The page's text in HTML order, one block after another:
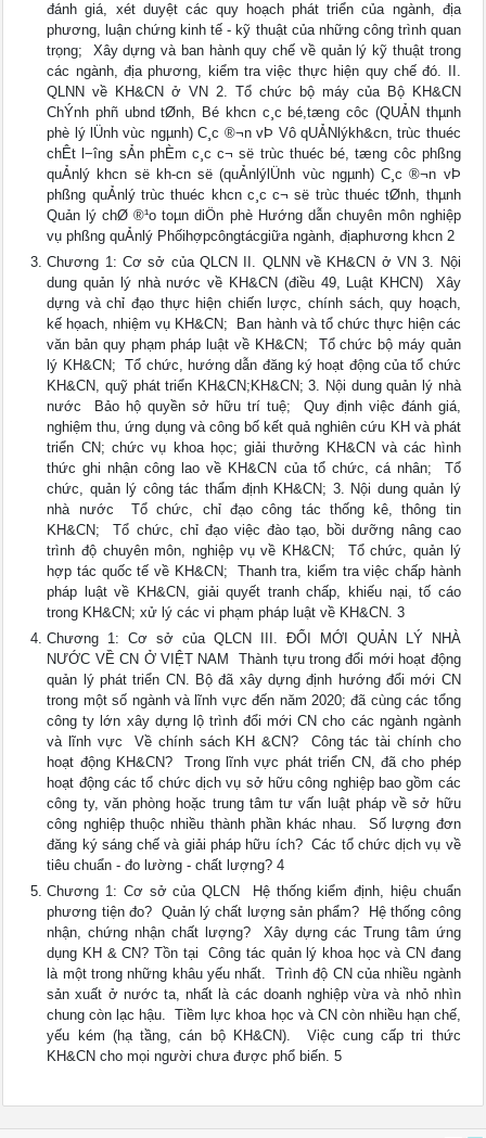
đánh giá, xét duyệt các quy hoạch phát triển của ngành, địa
phương, luận chứng kinh tế - kỹ thuật của những công trình quan
trọng;  Xây dựng và ban hành quy chế về quản lý kỹ thuật trong
các ngành, địa phương, kiểm tra việc thực hiện quy chế đó. II.
QLNN về KH&CN ở VN 2. Tổ chức bộ máy của Bộ KH&CN
ChÝnh phñ ubnd tØnh, Bé khcn c¸c bé,tæng côc (QUẢN thµnh
phè lý lÜnh vùc ngµnh) C¸c ®¬n vÞ Vô qUẢNlýkh&cn, trùc thuéc
chÊt l−îng sẢn phÈm c¸c c¬ së trùc thuéc bé, tæng côc phßng
quẢnlý khcn së kh-cn së (quẢnlýlÜnh vùc ngµnh) C¸c ®¬n vÞ
phßng quẢnlý trùc thuéc khcn c¸c c¬ së trùc thuéc tØnh, thµnh
Quản lý chØ ®¹o toµn diÖn phè Hướng dẫn chuyên môn nghiệp
vụ phßng quẢnlý Phốihợpcôngtácgiữa ngành, địaphương khcn 2
Chương 1: Cơ sở của QLCN II. QLNN về KH&CN ở VN 3. Nội
dung quản lý nhà nước về KH&CN (điều 49, Luật KHCN)  Xây
dựng và chỉ đạo thực hiện chiến lược, chính sách, quy hoạch,
kế họach, nhiệm vụ KH&CN;  Ban hành và tổ chức thực hiện các
văn bản quy phạm pháp luật về KH&CN;  Tổ chức bộ máy quản
lý KH&CN;  Tổ chức, hướng dẫn đăng ký hoạt động của tổ chức
KH&CN, quỹ phát triển KH&CN;KH&CN; 3. Nội dung quản lý nhà
nước  Bảo hộ quyền sở hữu trí tuệ;  Quy định việc đánh giá,
nghiệm thu, ứng dụng và công bố kết quả nghiên cứu KH và phát
triển CN; chức vụ khoa học; giải thưởng KH&CN và các hình
thức ghi nhận công lao về KH&CN của tổ chức, cá nhân;  Tổ
chức, quản lý công tác thẩm định KH&CN; 3. Nội dung quản lý
nhà nước  Tổ chức, chỉ đạo công tác thống kê, thông tin
KH&CN;  Tổ chức, chỉ đạo việc đào tạo, bồi dưỡng nâng cao
trình độ chuyên môn, nghiệp vụ về KH&CN;  Tổ chức, quản lý
hợp tác quốc tế về KH&CN;  Thanh tra, kiểm tra việc chấp hành
pháp luật về KH&CN, giải quyết tranh chấp, khiếu nại, tố cáo
trong KH&CN; xử lý các vi phạm pháp luật về KH&CN. 3
Chương 1: Cơ sở của QLCN III. ĐỔI MỚI QUẢN LÝ NHÀ
NƯỚC VỀ CN Ở VIỆT NAM  Thành tựu trong đổi mới hoạt động
quản lý phát triển CN. Bộ đã xây dựng định hướng đổi mới CN
trong một số ngành và lĩnh vực đến năm 2020; đã cùng các tổng
công ty lớn xây dựng lộ trình đổi mới CN cho các ngành ngành
và lĩnh vực  Về chính sách KH &CN?  Công tác tài chính cho
hoạt động KH&CN?  Trong lĩnh vực phát triển CN, đã cho phép
hoạt động các tổ chức dịch vụ sở hữu công nghiệp bao gồm các
công ty, văn phòng hoặc trung tâm tư vấn luật pháp về sở hữu
công nghiệp thuộc nhiều thành phần khác nhau.  Số lượng đơn
đăng ký sáng chế và giải pháp hữu ích?  Các tổ chức dịch vụ về
tiêu chuẩn - đo lường - chất lượng? 4
Chương 1: Cơ sở của QLCN  Hệ thống kiểm định, hiệu chuẩn
phương tiện đo?  Quản lý chất lượng sản phẩm?  Hệ thống công
nhận, chứng nhận chất lượng?  Xây dựng các Trung tâm ứng
dụng KH & CN? Tồn tại  Công tác quản lý khoa học và CN đang
là một trong những khâu yếu nhất.  Trình độ CN của nhiều ngành
sản xuất ở nước ta, nhất là các doanh nghiệp vừa và nhỏ nhìn
chung còn lạc hậu.  Tiềm lực khoa học và CN còn nhiều hạn chế,
yếu kém (hạ tầng, cán bộ KH&CN).  Việc cung cấp tri thức
KH&CN cho mọi người chưa được phổ biến. 5